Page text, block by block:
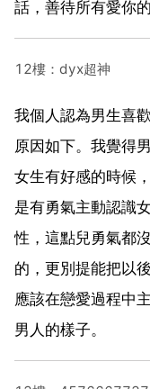
話，善待所有愛你
12樓：dyx超神
我個人認為男生喜
原因如下。我覺得
女生有好感的時候
是有勇氣主動認識
性，這點兒勇氣都
的，更別提能把以
應該在戀愛過程中
男人的樣子。